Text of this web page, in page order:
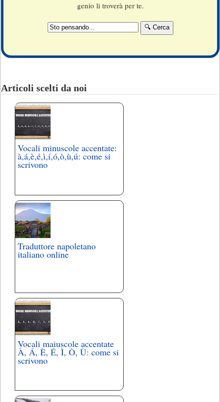
genio li troverà per te.
Articoli scelti da noi
Vocali minuscole accentate:
à,á,è,é,ì,í,ó,ò,ù,ú: come si
scrivono
Traduttore napoletano
italiano online
Vocali maiuscole accentate
À, Á, È, É, Ì, Ò, Ù: come si
scrivono